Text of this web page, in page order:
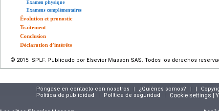
Examen physique
Examens complémentaires
Évolution et pronostic
Traitement
Conclusion
Déclaration d’intérêts
© 2015 SPLF. Publicado por Elsevier Masson SAS. Todos los derechos
Póngase en contacto con nosotros | ¿Quiénes somos? | |
Política de publicidad
| Política de seguridad | Cookie settings |